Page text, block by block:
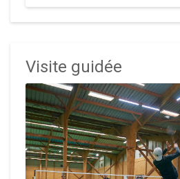
Visite guidée
Le badminton